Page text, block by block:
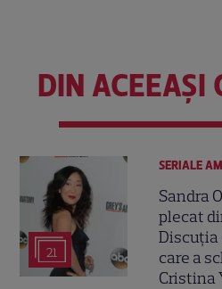
DIN ACEEAȘI
21
SERIALE
Sandra
plecat
Discuția
care a
Cristina